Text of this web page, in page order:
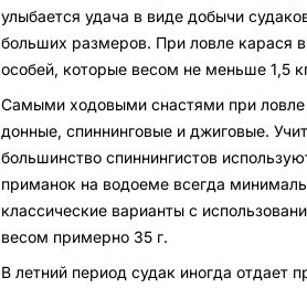
улыбается удача в виде добычи
больших размеров. При ловле карася
особей, которые весом не меньше 1,5
Самыми ходовыми снастями при
донные, спиннинговые и джиговые.
большинство спиннингистов
приманок на водоеме всегда
классические варианты с
весом примерно 35 г.
В летний период судак иногда отдает